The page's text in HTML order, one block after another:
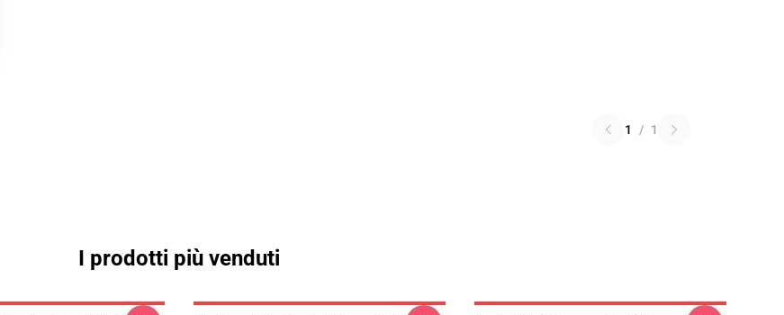
1 / 1
I prodotti più venduti